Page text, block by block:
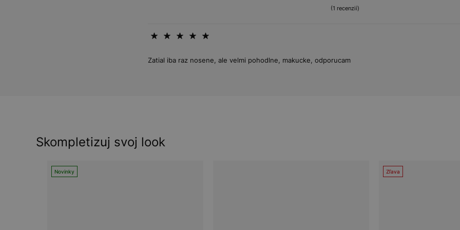
(1 recenzií)
Zatial iba raz nosene, ale velmi pohodlne, makucke, odporucam
Skompletizuj svoj look
Novinky Zľava